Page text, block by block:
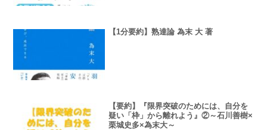
【1分要約】熟達論 為末 大 著
【要約】『限界突破のためには、自分を
疑い「枠」から離れよう』②～石川善樹×
栗城史多×為末大～